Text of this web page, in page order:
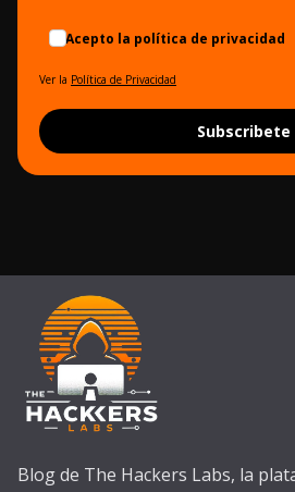
Acepto la política de privacidad
Ver la Política de Privacidad
Subscribete
Blog de The Hackers Labs, la